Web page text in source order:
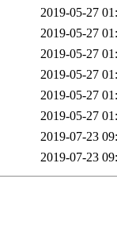
2019-05-27
2019-05-27
2019-05-27
2019-05-27
2019-05-27
2019-05-27
2019-07-23
2019-07-23